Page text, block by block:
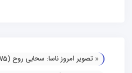
« تصویر امروز ناسا: سحابی روح (W5)